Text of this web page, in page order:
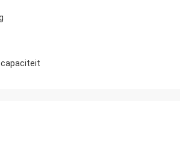
capaciteit